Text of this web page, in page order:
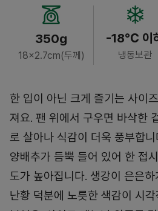
350g
18×2.7cm(두께)
-18℃ 이
냉동보관
한 입이 아닌 크게 즐기는 사이
져요. 팬 위에서 구우면 바삭한
로 살아나 식감이 더욱 풍부합
양배추가 듬뿍 들어 있어 한 접
도가 높아집니다. 생강이 은은
난황 덕분에 노릇한 색감이 시